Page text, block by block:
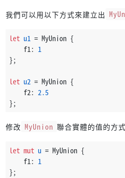
我們可以用以下方式來建立出
let u1 = MyUnion {
    f1:
1
};
let u2 = MyUnion {
    f2:
2.5
};
修改 MyUnion 聯合實體的值的方
let mut u = MyUnion {
    f1:
1
};